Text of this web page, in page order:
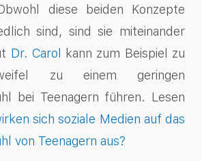
diese beiden Konzepte
sind, sind sie miteinander
Dr. Carol
kann zum Beispiel zu
zu einem geringen
bei Teenagern führen. Lesen
sich soziale Medien auf das
von Teenagern aus?